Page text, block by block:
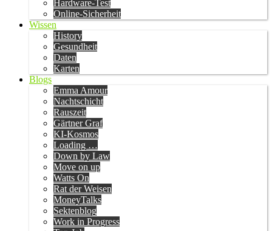
Hardware-Test
Online-Sicherheit
Wissen
History
Gesundheit
Daten
Karten
Blogs
Emma Amour
Nachtschicht
Rauszeit
Gärtner Graf
KI-Kosmos
Loading …
Down by Law
Move on up
Watts On
Rat der Weisen
MoneyTalks
Sektenblog
Work in Progress